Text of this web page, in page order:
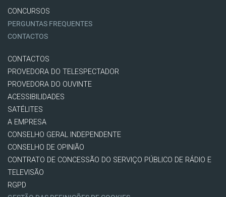
CONCURSOS
PERGUNTAS FREQUENTES
CONTACTOS
CONTACTOS
PROVEDORA DO TELESPECTADOR
PROVEDORA DO OUVINTE
ACESSIBILIDADES
SATÉLITES
A EMPRESA
CONSELHO GERAL INDEPENDENTE
CONSELHO DE OPINIÃO
CONTRATO DE CONCESSÃO DO SERVIÇO PÚBLICO DE RÁDIO E
TELEVISÃO
RGPD